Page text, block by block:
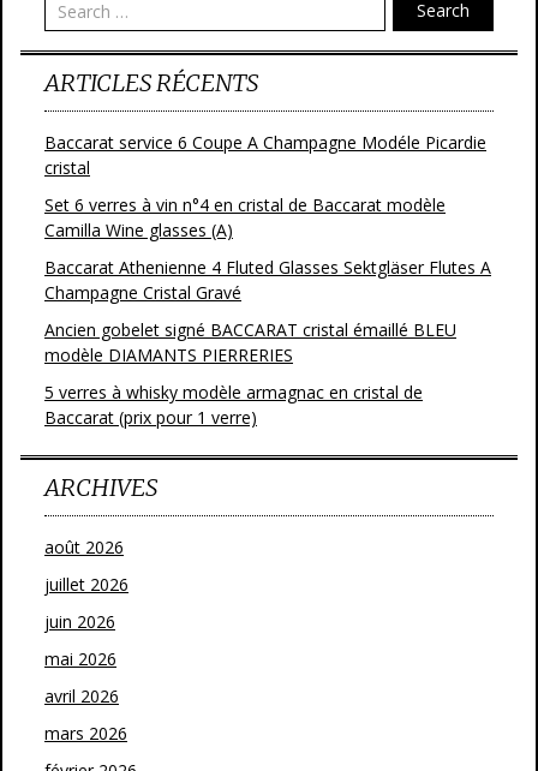
k Search
ARTICLES RÉCENTS
Baccarat service 6 Coupe A Champagne Modéle Picardie
cristal
Set 6 verres à vin n°4 en cristal de Baccarat modèle
Camilla Wine glasses (A)
Baccarat Athenienne 4 Fluted Glasses Sektgläser Flutes A
Champagne Cristal Gravé
Ancien gobelet signé BACCARAT cristal émaillé BLEU
modèle DIAMANTS PIERRERIES
5 verres à whisky modèle armagnac en cristal de
Baccarat (prix pour 1 verre)
ARCHIVES
août 2026
juillet 2026
juin 2026
mai 2026
avril 2026
mars 2026